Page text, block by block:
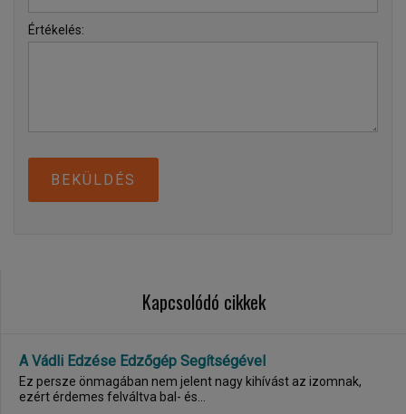
Értékelés:
BEKÜLDÉS
Kapcsolódó cikkek
A Vádli Edzése Edzőgép Segítségével
Ez persze önmagában nem jelent nagy kihívást az izomnak,
ezért érdemes felváltva bal- és...